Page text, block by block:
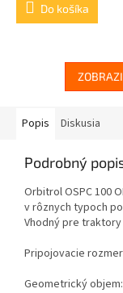
Do košíka
Popis Diskusia
Podrobný
Orbitrol OSPC 100
v rôznych typoch
Vhodný pre
Pripojovacie
Geometrický